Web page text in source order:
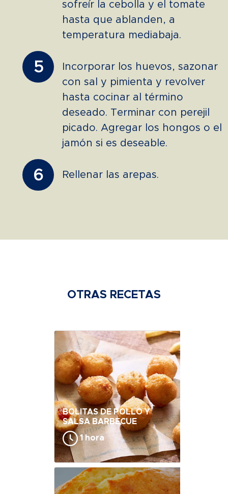
sofreír la cebolla y el tomate
hasta que ablanden, a
temperatura mediabaja.
5
Incorporar los huevos, sazonar
con sal y pimienta y revolver
hasta cocinar al término
deseado. Terminar con perejil
picado. Agregar los hongos o el
jamón si es deseable.
6 Rellenar las arepas.
OTRAS RECETAS
BOLITAS DE POLLO Y
SALSA BARBECUE
1 hora